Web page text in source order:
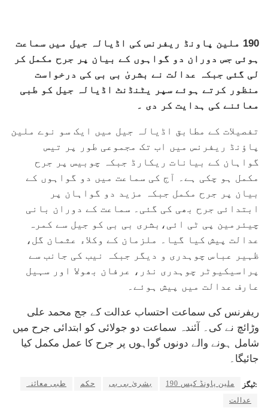
190 ملین پاونڈ ریفرنس کی اڈیالہ جیل میں سماعت
ہوئی جس دوران دو گواہوں کے بیان پر جرح مکمل کر
لی گئی جبکہ عدالت نے بشریٰ بی بی کی درخواست
منظور کرتے ہوئے سپر یٹنڈنٹ اڈیالہ جیل کو طبی
معائنے کی ہدایت کر دی ۔
تفصیلات کے مطابق اڈیالہ جیل میں ایک سو نوے ملین
پاؤنڈ ریفرنس میں اب تک مجموعی طور پر تیس
گواہان کے بیانات ریکارڈ جبکہ چوبیس پر جرح
مکمل ہو چکی ہے۔ آج کی سماعت میں دو گواہوں کے
بیان پر جرح مکمل جبکہ مزید دو گواہان پر
ابتدائی جرح بھی کی گئی۔ سماعت کے دوران بانی
چیئرمین پی ٹی ائی،بشری بی بی کو جیل سے کمرہ
عدالت پیش کیا گیا۔ ملزمان کے وکلاء عثمان گل،
ظہیر عباس چوہدری و دیگر جبکہ نیب کی جانب سے
پراسیکیوٹر چوہدری نذر، عرفان بھولا اور سہیل
عارف عدالت میں پیش ہوئے۔
ریفرنس کی سماعت احتساب عدالت کے جج محمد علی
وڑائچ نے کی۔ آئندہ سماعت دو جولائی کو ابتدائی جرح میں
شامل ہونے والے دونوں گواہوں پر جرح کا عمل مکمل کیا
جائیگا۔
ٹیگز: 190 ملین پاونڈ کیس بشریٰ بی بی حکم
طبی معائنہ
عدالت